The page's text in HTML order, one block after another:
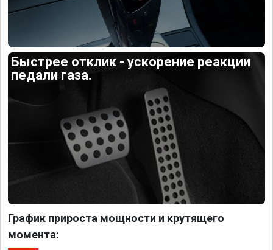
Быстрее отклик - ускорение реакции
педали газа.
График прироста мощности и крутящего
момента: